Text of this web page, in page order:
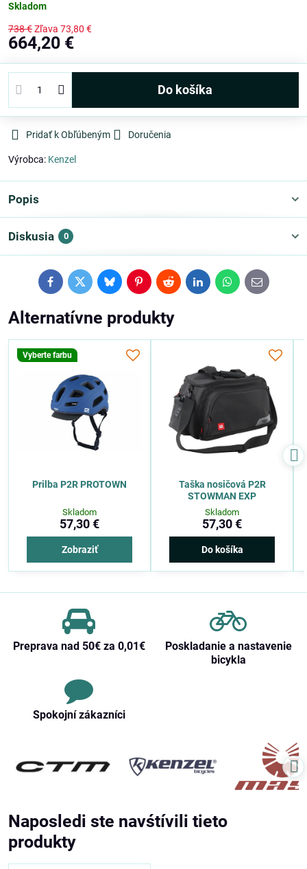
Skladom
738 €Zľava 73,80 €
664,20 €
Do košíka
Pridať k Obľúbeným Doručenia
Výrobca: Kenzel
Popis
Diskusia 0
FacebookTwitterBlueskyPinterestRedditLinkedInWhatsApp
E-
mail
Alternatívne produkty
Vyberte farbu
Prilba P2R PROTOWN
Skladom
57,30 €
Zobraziť
Taška nosičová P2R
STOWMAN EXP
Skladom
57,30 €
Do košíka
Preprava nad 50€ za 0,01€
Poskladanie a nastavenie
bicykla
Spokojní zákazníci
Naposledi ste navśtívili tieto
produkty